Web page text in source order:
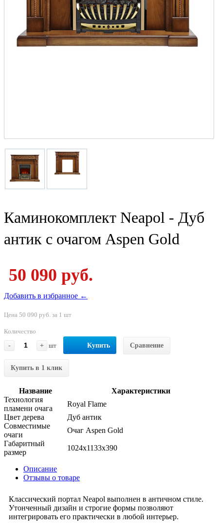
Каминокомплект Neapol - Дуб
антик с очагом Aspen Gold
50 090 руб.
Добавить в избранное ←
Цена 50 090 руб. за 1 шт
Количество
-
+ шт Купить Сравнение
Купить в 1 клик
Название
Характеристики
Технология
пламени очага
Royal Flame
Цвет дерева
Дуб антик
Совместимые
очаги
Очаг Aspen Gold
Габаритный
размер
1024x1133x390
Описание
Отзывы о товаре
Классический портал Neapol выполнен в античном стиле.
Утонченный дизайн и строгие формы позволяют
интегрировать его практически в любой интерьер.